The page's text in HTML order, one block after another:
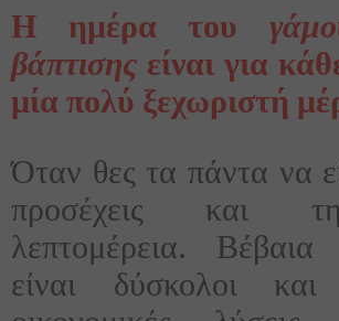
Η ημέρα του
βάπτισης είναι για
μία πολύ ξεχωριστή
Όταν θες τα πάντα να
προσέχεις και
λεπτομέρεια. Βέβαια
είναι δύσκολοι